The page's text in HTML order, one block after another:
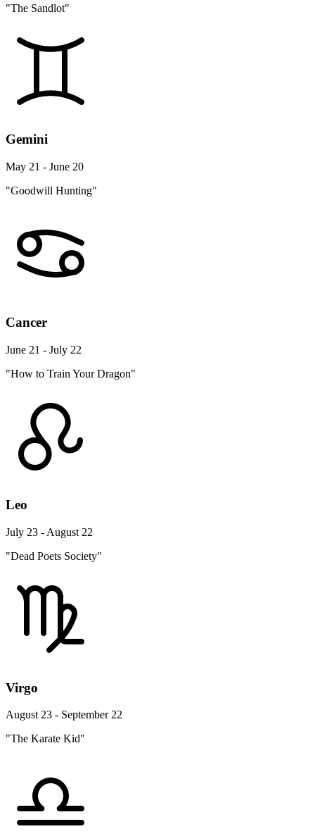
"The Sandlot"
Gemini
May 21 - June 20
"Goodwill Hunting"
Cancer
June 21 - July 22
"How to Train Your Dragon"
Leo
July 23 - August 22
"Dead Poets Society"
Virgo
August 23 - September 22
"The Karate Kid"